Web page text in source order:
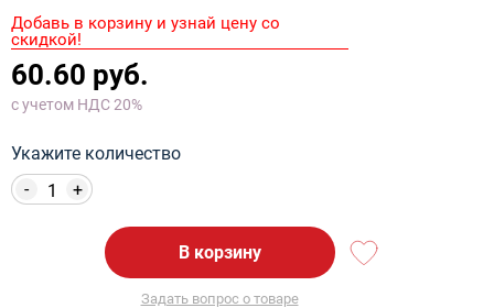
Добавь в корзину и узнай цену со
скидкой!
60.60 руб.
с учетом НДС 20%
Укажите количество
+
-
В корзину
Задать вопрос о товаре